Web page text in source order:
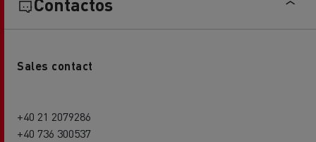
Sales contact
+40 21 2079286
+40 736 300537